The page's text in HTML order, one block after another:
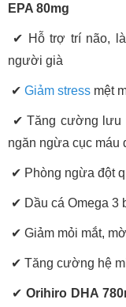
EPA 80mg
✔ Hỗ trợ trí não,
người già
✔ Giảm stress mệt
✔ Tăng cường lưu
ngăn ngừa cục máu
✔ Phòng ngừa đột
✔ Dầu cá Omega 3
✔ Giảm mỏi mắt,
✔ Tăng cường hệ
✔Orihiro DHA